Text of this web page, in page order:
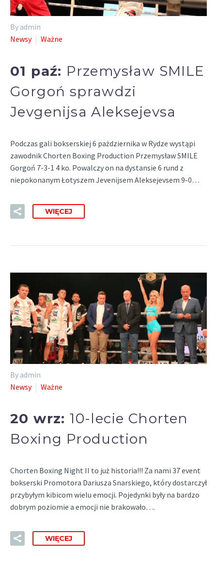
By admin
Newsy
Ważne
01 paź: Przemysław SMILE
Gorgoń sprawdzi
Jevgenijsa Aleksejevsa
Podczas gali bokserskiej 6 pażdziernika w Rydze wystąpi
zawodnik Chorten Boxing Production Przemysław SMILE
Gorgoń 7-3-1 4 ko. Powalczy on na dystansie 6 rund z
niepokonanym Łotyszem Jevenijsem Aleksejevsem 9-0…
WIĘCEJ
By admin
Newsy
Ważne
20 wrz:10-lecie Chorten
Boxing Production
Chorten Boxing Night II to już historia!!! Za nami 37 event
bokserski Promotora Dariusza Snarskiego, który dostarczył
przybyłym kibicom wielu emocji. Pojedynki były na bardzo
dobrym poziomie a emocji nie brakowało….
WIĘCEJ